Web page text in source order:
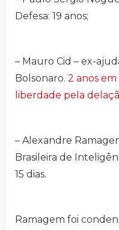
Defesa: 19 anos;
– Mauro Cid – ex-
Bolsonaro. 2 anos
liberdade pela
– Alexandre
Brasileira de
15 dias.
Ramagem foi